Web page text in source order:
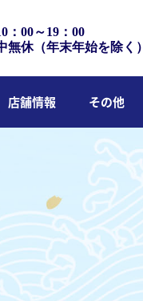
：00～19：00
無休（年末年始を除く）
店舗情報 その他